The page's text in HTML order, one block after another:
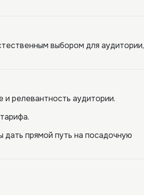
выбором для аудитории,
релевантность аудитории.
дать прямой путь на посадочную